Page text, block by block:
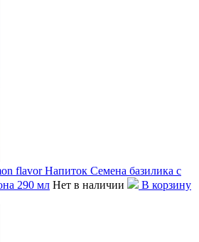
flavor Напиток Семена базилика с
290 мл Нет в наличии В корзину